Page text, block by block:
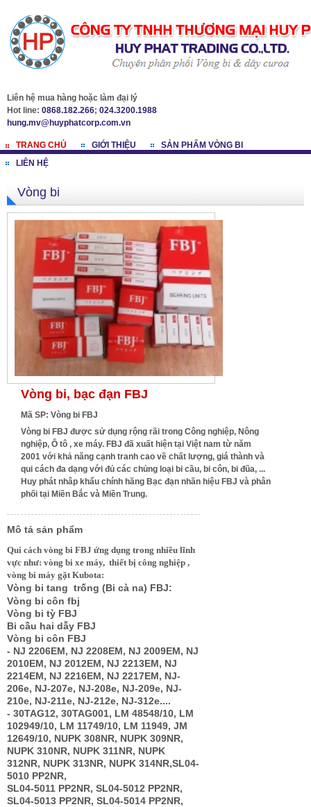
Liên hệ mua hàng hoặc làm đại lý
Hot line: 0868.182.266; 024.3200.1988
hung.mv@huyphatcorp.com.vn
TRANG CHỦ GIỚI THIỆU
SẢN PHẨM VÒNG BI
LIÊN HỆ
Vòng bi
Vòng bi, bạc đạn FBJ
Mã SP: Vòng bi FBJ
Vòng bi FBJ được sử dụng rộng rãi trong Công nghiệp, Nông
nghiệp, Ô tô , xe máy. FBJ đã xuất hiện tại Việt nam từ năm
2001 với khả năng cạnh tranh cao về chất lượng, giá thành và
qui cách đa dạng với đủ các chủng loại bi cầu, bi côn, bi đũa, ...
Huy phát nhâp khẩu chính hãng Bạc đạn nhãn hiệu FBJ và phân
phối tại Miền Bắc và Miền Trung.
Mô tả sản phẩm
Qui cách vòng bi FBJ ứng dụng trong nhiều lĩnh
vực như: vòng bi xe máy, thiết bị công nghiệp ,
vòng bi máy gặt Kubota:
Vòng bi tang trống (Bi cà na) FBJ:
Vòng bi côn fbj
Vòng bi tỳ FBJ
Bi cầu hai dẫy FBJ
Vòng bi côn FBJ
- NJ 2206EM, NJ 2208EM, NJ 2009EM, NJ
2010EM, NJ 2012EM, NJ 2213EM, NJ
2214EM, NJ 2216EM, NJ 2217EM, NJ-
206e, NJ-207e, NJ-208e, NJ-209e, NJ-
210e, NJ-211e, NJ-212e, NJ-312e....
- 30TAG12, 30TAG001, LM 48548/10, LM
102949/10, LM 11749/10, LM 11949, JM
12649/10, NUPK 308NR, NUPK 309NR,
NUPK 310NR, NUPK 311NR, NUPK
312NR, NUPK 313NR, NUPK 314NR,SL04-
5010 PP2NR,
SL04-5011 PP2NR, SL04-5012 PP2NR,
SL04-5013 PP2NR, SL04-5014 PP2NR,